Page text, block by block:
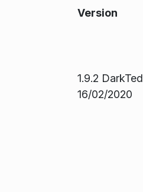
Version
1.9.2 DarkTed
16/02/2020